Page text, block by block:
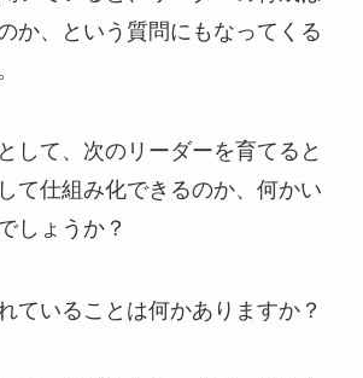
か、という質問にもなってくる
して、次のリーダーを育てると
て仕組み化できるのか、何かい
しょうか？
ていることは何かありますか？